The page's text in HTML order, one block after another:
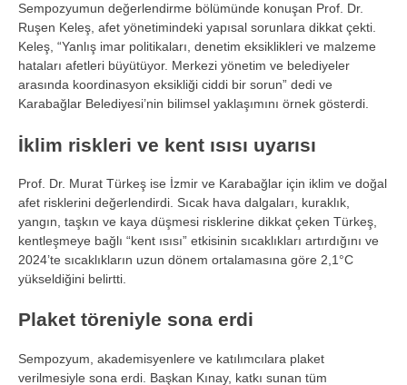
Sempozyumun değerlendirme bölümünde konuşan Prof. Dr.
Ruşen Keleş, afet yönetimindeki yapısal sorunlara dikkat çekti.
Keleş, “Yanlış imar politikaları, denetim eksiklikleri ve malzeme
hataları afetleri büyütüyor. Merkezi yönetim ve belediyeler
arasında koordinasyon eksikliği ciddi bir sorun” dedi ve
Karabağlar Belediyesi’nin bilimsel yaklaşımını örnek gösterdi.
İklim riskleri ve kent ısısı uyarısı
Prof. Dr. Murat Türkeş ise İzmir ve Karabağlar için iklim ve doğal
afet risklerini değerlendirdi. Sıcak hava dalgaları, kuraklık,
yangın, taşkın ve kaya düşmesi risklerine dikkat çeken Türkeş,
kentleşmeye bağlı “kent ısısı” etkisinin sıcaklıkları artırdığını ve
2024’te sıcaklıkların uzun dönem ortalamasına göre 2,1°C
yükseldiğini belirtti.
Plaket töreniyle sona erdi
Sempozyum, akademisyenlere ve katılımcılara plaket
verilmesiyle sona erdi. Başkan Kınay, katkı sunan tüm